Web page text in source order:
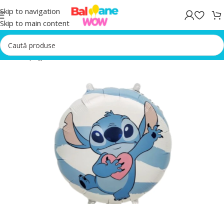
Skip to navigation
Skip to main content
Prima pagină/Baloane Petreceri Aniversare